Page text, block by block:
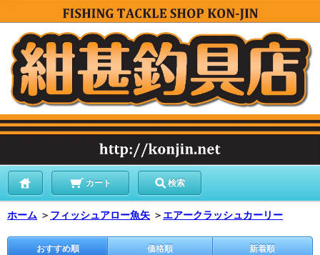
カート 検索
ホーム ＞ フィッシュアロー魚矢 ＞ エアークラッシュカーリー
おすすめ順 価格順 新着順